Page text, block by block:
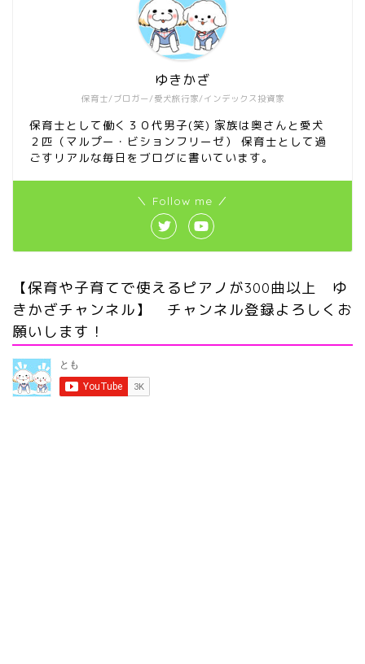
保育士/ブロガー/愛犬旅行家/インデックス投資家
ゆきかざ
保育士として働く３０代男子(笑) 家族は奥さんと愛犬
２匹（マルプー・ビションフリーゼ） 保育士として過
ごすリアルな毎日をブログに書いています。
＼ Follow me ／
【保育や子育てで使えるピアノが300曲以上 ゆ
きかざチャンネル】 チャンネル登録よろしくお
願いします！